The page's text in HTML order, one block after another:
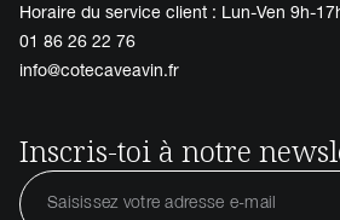
Horaire du service client : Lun-Ven 9h-
01 86 26 22 76
info@cotecaveavin.fr
Inscris-toi à notre